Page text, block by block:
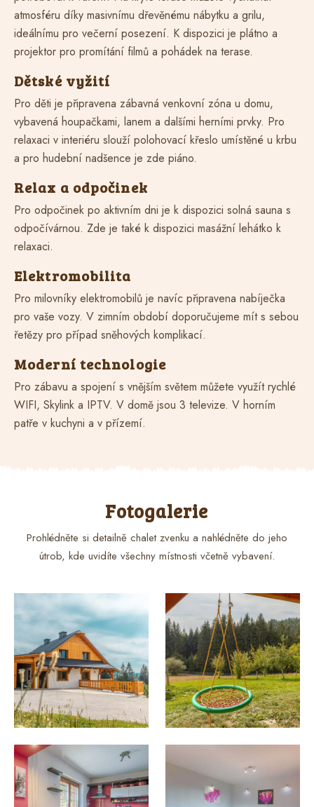
atmosféru díky masivnímu dřevěnému nábytku a grilu,
ideálnímu pro večerní posezení. K dispozici je plátno a
projektor pro promítání filmů a pohádek na terase.
Dětské vyžití
Pro děti je připravena zábavná venkovní zóna u domu,
vybavená houpačkami, lanem a dalšími herními prvky. Pro
relaxaci v interiéru slouží polohovací křeslo umístěné u krbu
a pro hudební nadšence je zde piáno.
Relax a odpočinek
Pro odpočinek po aktivním dni je k dispozici solná sauna s
odpočívárnou. Zde je také k dispozici masážní lehátko k
relaxaci.
Elektromobilita
Pro milovníky elektromobilů je navíc připravena nabíječka
pro vaše vozy. V zimním období doporučujeme mít s sebou
řetězy pro případ sněhových komplikací.
Moderní technologie
Pro zábavu a spojení s vnějším světem můžete využít rychlé
WIFI, Skylink a IPTV. V domě jsou 3 televize. V horním
patře v kuchyni a v přízemí.
Fotogalerie
Prohlédněte si detailně chalet zvenku a nahlédněte do jeho
útrob, kde uvidíte všechny místnosti včetně vybavení.